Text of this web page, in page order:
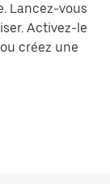
Lancez-vous
Activez-le
créez une